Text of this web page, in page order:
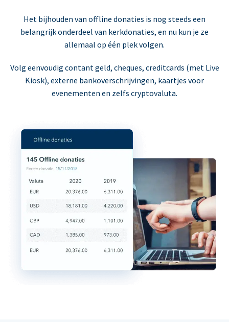
Het bijhouden van offline donaties is nog steeds een
belangrijk onderdeel van kerkdonaties, en nu kun je ze
allemaal op één plek volgen.
Volg eenvoudig contant geld, cheques, creditcards (met Live
Kiosk), externe bankoverschrijvingen, kaartjes voor
evenementen en zelfs cryptovaluta.